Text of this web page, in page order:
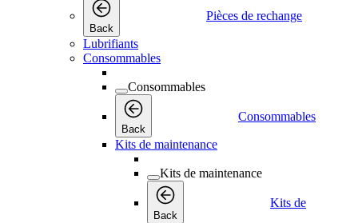
Back
Pièces de rechange
Lubrifiants
Consommables
Consommables
Back
Consommables
Kits de maintenance
Kits de maintenance
Back
Kits de